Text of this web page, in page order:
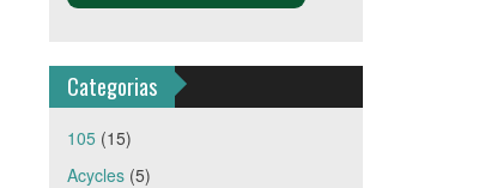
Categorias
105(15)
Acycles(5)